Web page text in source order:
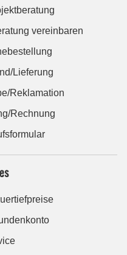
vereinbaren
Lieferung
Reklamation
Rechnung